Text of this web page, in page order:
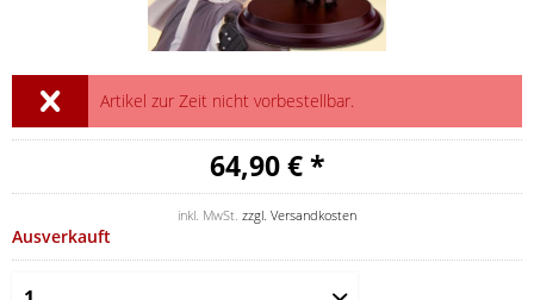
Artikel zur Zeit nicht vorbestellbar.
64,90 € *
inkl. MwSt. zzgl. Versandkosten
Ausverkauft